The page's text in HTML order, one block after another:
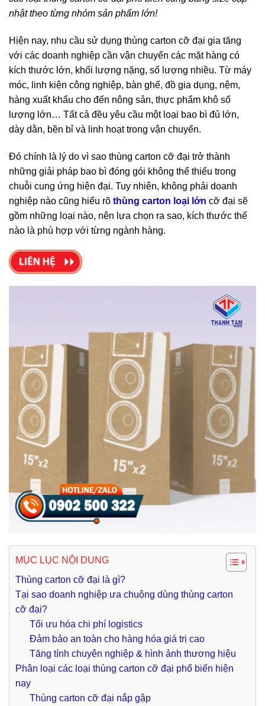
nhật theo từng nhóm sản phẩm lớn!
Hiện nay, nhu cầu sử dụng thùng carton cỡ đại gia tăng
với các doanh nghiệp cần vận chuyển các mặt hàng có
kích thước lớn, khối lượng nặng, số lượng nhiều. Từ máy
móc, linh kiện công nghiệp, bàn ghế, đồ gia dụng, nệm,
hàng xuất khẩu cho đến nông sản, thực phẩm khô số
lượng lớn… Tất cả đều yêu cầu một loại bao bì đủ lớn,
dày dằn, bền bỉ và linh hoạt trong vận chuyển.
Đó chính là lý do vì sao thùng carton cỡ đại trở thành
những giải pháp bao bì đóng gói không thể thiếu trong
chuỗi cung ứng hiện đại. Tuy nhiên, không phải doanh
nghiệp nào cũng hiểu rõ thùng carton loại lớn cỡ đại sẽ
gồm những loại nào, nên lựa chọn ra sao, kích thước thế
nào là phù hợp với từng ngành hàng.
MỤC LỤC NỘI DUNG
Thùng carton cỡ đại là gì?
Tại sao doanh nghiệp ưa chuộng dùng thùng carton
cỡ đại?
Tối ưu hóa chi phí logistics
Đảm bảo an toàn cho hàng hóa giá trị cao
Tăng tính chuyên nghiệp & hình ảnh thương hiệu
Phân loại các loại thùng carton cỡ đại phổ biến hiện
nay
Thùng carton cỡ đại nắp gập